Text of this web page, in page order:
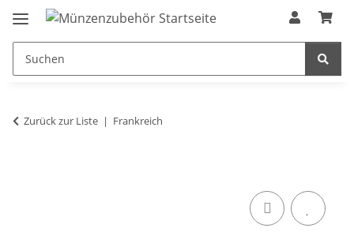
Zurück zur Liste Frankreich